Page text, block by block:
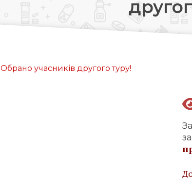
Довідкова аптек:
0 (800) 35-30-30
Обрано учасників другого туру!